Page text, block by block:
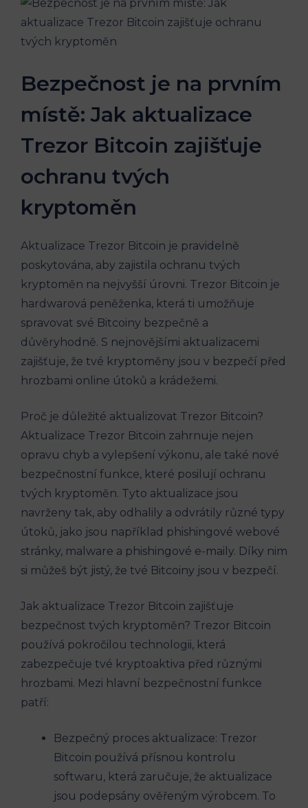
Bezpečnost je na prvním
místě: Jak aktualizace
Trezor Bitcoin zajišťuje
ochranu tvých
kryptoměn
Aktualizace Trezor Bitcoin je pravidelně
poskytována, aby zajistila ochranu tvých
kryptoměn na nejvyšší úrovni. Trezor Bitcoin je
hardwarová peněženka, která ti umožňuje
spravovat své Bitcoiny bezpečně a
důvěryhodně. S nejnovějšími aktualizacemi
zajišťuje, že tvé kryptoměny jsou v bezpečí před
hrozbami online útoků a krádežemi.
Proč je důležité aktualizovat Trezor Bitcoin?
Aktualizace Trezor Bitcoin zahrnuje nejen
opravu chyb a vylepšení výkonu, ale také nové
bezpečnostní funkce, které posilují ochranu
tvých kryptoměn. Tyto aktualizace jsou
navrženy tak, aby odhalily a odvrátily různé typy
útoků, jako jsou například phishingové webové
stránky, malware a phishingové e-maily. Díky nim
si můžeš být jistý, že tvé Bitcoiny jsou v bezpečí.
Jak aktualizace Trezor Bitcoin zajišťuje
bezpečnost tvých kryptoměn? Trezor Bitcoin
používá pokročilou technologii, která
zabezpečuje tvé kryptoaktiva před různými
hrozbami. Mezi hlavní bezpečnostní funkce
patří:
Bezpečný proces aktualizace: Trezor
Bitcoin používá přísnou kontrolu
softwaru, která zaručuje, že aktualizace
jsou podepsány ověřeným výrobcem. To